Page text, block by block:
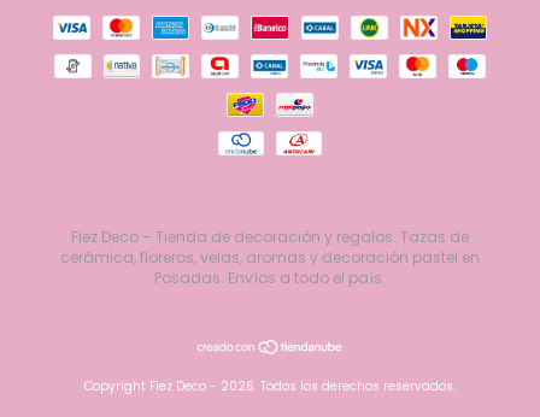
Fiez Deco – Tienda de decoración y regalos. Tazas de
cerámica, floreros, velas, aromas y decoración pastel en
Posadas. Envíos a todo el país.
Copyright Fiez Deco - 2026. Todos los derechos reservados.